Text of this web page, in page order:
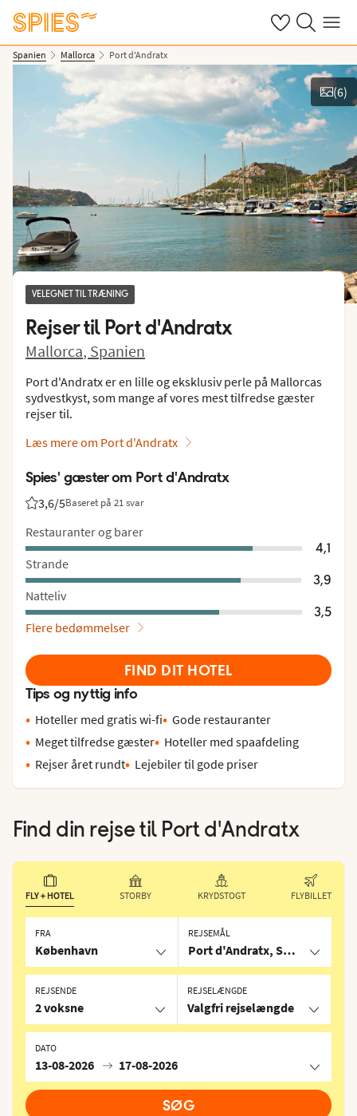
Se dine gemte
Søg påMenu
Spanien Mallorca Port d'Andratx
Vis billeder
(6)
VELEGNET TIL TRÆNING
Rejser til Port d'Andratx
Mallorca, Spanien
Port d'Andratx er en lille og eksklusiv perle på Mallorcas
sydvestkyst, som mange af vores mest tilfredse gæster
rejser til.
Læs mere om Port d'Andratx
Spies' gæster om Port d'Andratx
3,6/5Baseret på 21 svar
Bedømmelse fra Spies gæster: 3.6/5
Restauranter og barer
4,1
Strande
3,9
Natteliv
3,5
Flere bedømmelser
FIND DIT HOTEL
Tips og nyttig info
Hoteller med gratis wi-fi
Gode restauranter
Meget tilfredse gæster
Hoteller med spaafdeling
Rejser året rundt
Lejebiler til gode priser
Find din rejse til Port d'Andratx
FLY + HOTEL STORBY KRYDSTOGT FLYBILLET
FRA
København
REJSEMÅL
Port d'Andratx, Spanien
REJSELÆNGDE
Valgfri rejselængde
DATO
13-08-2026 17-08-2026
REJSENDE
2 voksne
SØG